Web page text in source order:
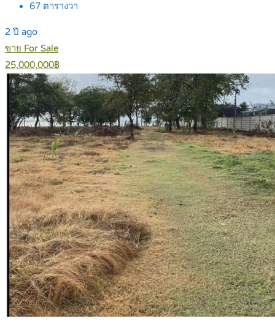
67 ตารางวา
2 ปี ago
ขาย For Sale
25,000,000฿